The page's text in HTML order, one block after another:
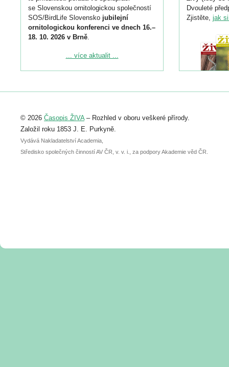
se Slovenskou ornitologickou společností
SOS/BirdLife Slovensko jubilejní
ornitologickou konferenci ve dnech 16.–
18. 10. 2026 v Brně.
Podrobnější informace ke konferenci
Registrovat se můžete do 6. září.
abstraktu přihlášené přednášky nebo
posteru je už 30. června.
... více aktualit ...
Dvouleté
Zjistěte, jak
© 2026 Časopis ŽIVA– Rozhled v oboru veškeré přírody.
Založil roku 1853 J. E. Purkyně.
Vydává Nakladatelství Academia,
Středisko společných činností AV ČR, v. v. i., za podpory Akademie věd ČR.